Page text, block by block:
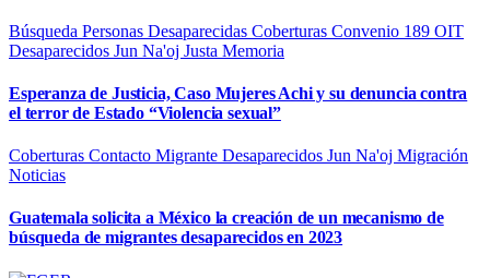
Búsqueda Personas Desaparecidas Coberturas Convenio 189 OIT
Desaparecidos Jun Na'oj Justa Memoria
Esperanza de Justicia, Caso Mujeres Achi y su denuncia contra
el terror de Estado “Violencia sexual”
Coberturas Contacto Migrante Desaparecidos Jun Na'oj Migración
Noticias
Guatemala solicita a México la creación de un mecanismo de
búsqueda de migrantes desaparecidos en 2023